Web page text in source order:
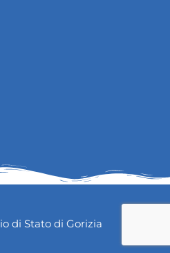
di Stato di Gorizia